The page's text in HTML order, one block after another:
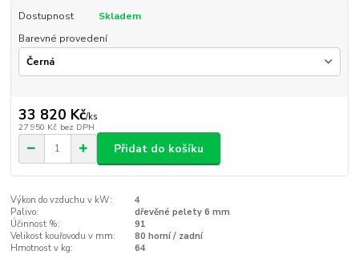
Dostupnost
Skladem
Barevné provedení
33 820 Kč/ks
27 950 Kč bez DPH
Přidat do košíku
Výkon do vzduchu v kW:
4
Palivo:
dřevěné pelety 6 mm
Účinnost %:
91
Velikost kouřovodu v mm:
80 horní / zadní
Hmotnost v kg:
64